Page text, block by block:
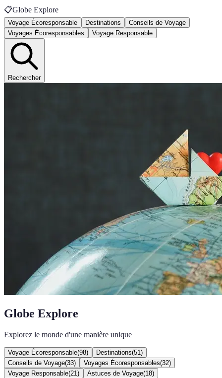
📋Globe Explore
Voyage Écoresponsable Destinations
Conseils de Voyage
Voyages Écoresponsables
Voyage Responsable
Rechercher
Globe Explore
Explorez le monde d'une manière unique
Voyage Écoresponsable(98) Destinations(51 )
Conseils de Voyage(33) Voyages Écoresponsables(32)
Voyage Responsable(21 ) Astuces de Voyage(18)